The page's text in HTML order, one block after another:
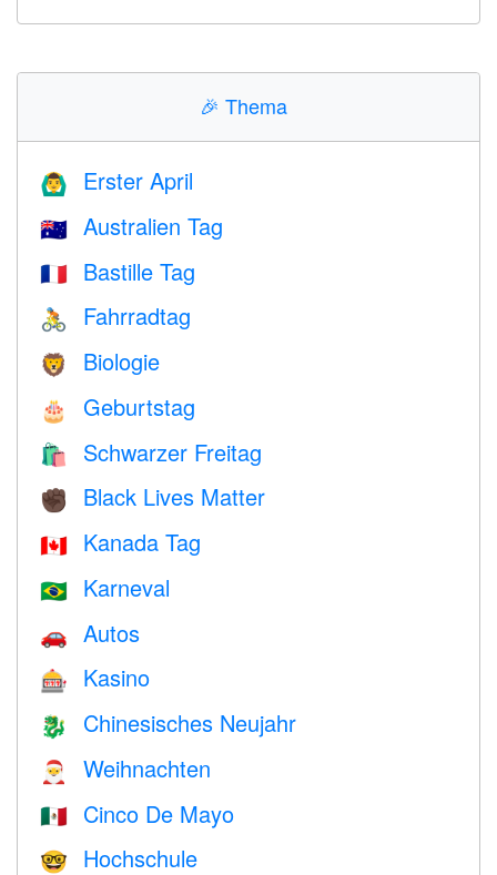
🎉 Thema
🙆‍♂️ Erster April
🇦🇺 Australien Tag
🇫🇷 Bastille Tag
🚴 Fahrradtag
🦁 Biologie
🎂 Geburtstag
🛍 Schwarzer Freitag
✊🏿 Black Lives Matter
🇨🇦 Kanada Tag
🇧🇷 Karneval
🚗 Autos
🎰 Kasino
🐉 Chinesisches Neujahr
🎅 Weihnachten
🇲🇽 Cinco De Mayo
🤓 Hochschule